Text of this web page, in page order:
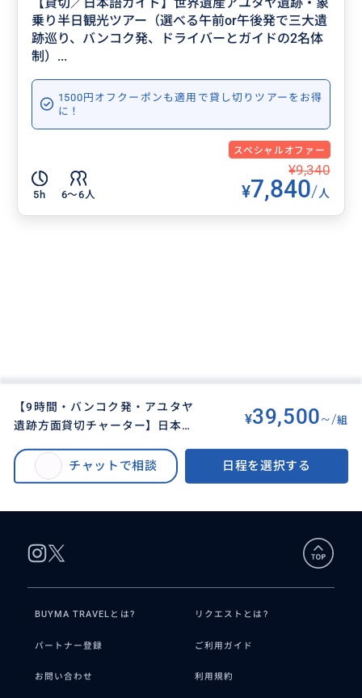
乗り半日観光ツアー（選べる午前or午後発で三大遺
跡巡り、バンコク発、ドライバーとガイドの2名体
制）...
1500円オフクーポンも適用で貸し切りツアーをお得
に！
スペシャルオファー
5h 6〜6人
¥9,340
¥7,840/人
【9時間・バンコク発・アユタヤ
遺跡方面貸切チャーター】日本語
額！ご希望に合わせてアレンジ！
／象乗り、ワットパクナムなど
¥39,500~/組
チャットで相談 日程を選択する
【9時間・バンコク発・アユタヤ遺跡方面貸切チャーター】日本語ガイド＆運
転手付き／9名まで同額！ご希望に合わせてアレンジ！／象乗り、ワットパク
ナムなど
BUYMA TRAVELとは? リクエストとは?
パートナー登録 ご利用ガイド
お問い合わせ 利用規約